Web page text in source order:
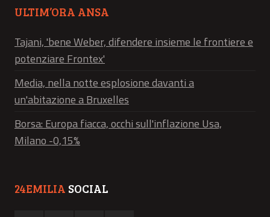
ULTIM’ORA ANSA
Tajani, 'bene Weber, difendere insieme le frontiere e
potenziare Frontex'
Media, nella notte esplosione davanti a
un'abitazione a Bruxelles
Borsa: Europa fiacca, occhi sull'inflazione Usa,
Milano -0,15%
24EMILIA SOCIAL